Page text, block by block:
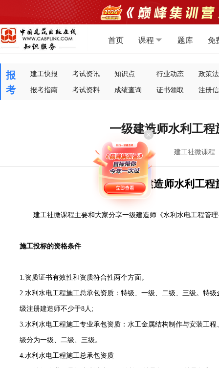
首页 课程 题库 免
报
考
建工快报 考试资讯 知识点 行业动态
政策
报考指南
考试资料 成绩查询 证书领取 注册
一级建造师水利工
建工社微课程
一级建造师水利工
建工社微课程主要和大家分享一级建造师 《水利水电工程管
施工投标的资格条件
1.资质证书有效性和资质符合性两个方面。
2.水利水电工程施工总承包资质：特级、一级、二级、三级。特
级注册建造师不少于8人;
3.水利水电工程施工专业承包资质：水工金属结构制作与安装工
级分为一级、二级、三级。
4.水利水电工程施工总承包资质